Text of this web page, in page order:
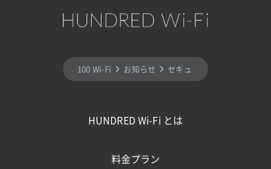
100 Wi-Fi お知らせ セキュリティの強化に伴う
HUNDRED Wi-Fi とは
料金プラン